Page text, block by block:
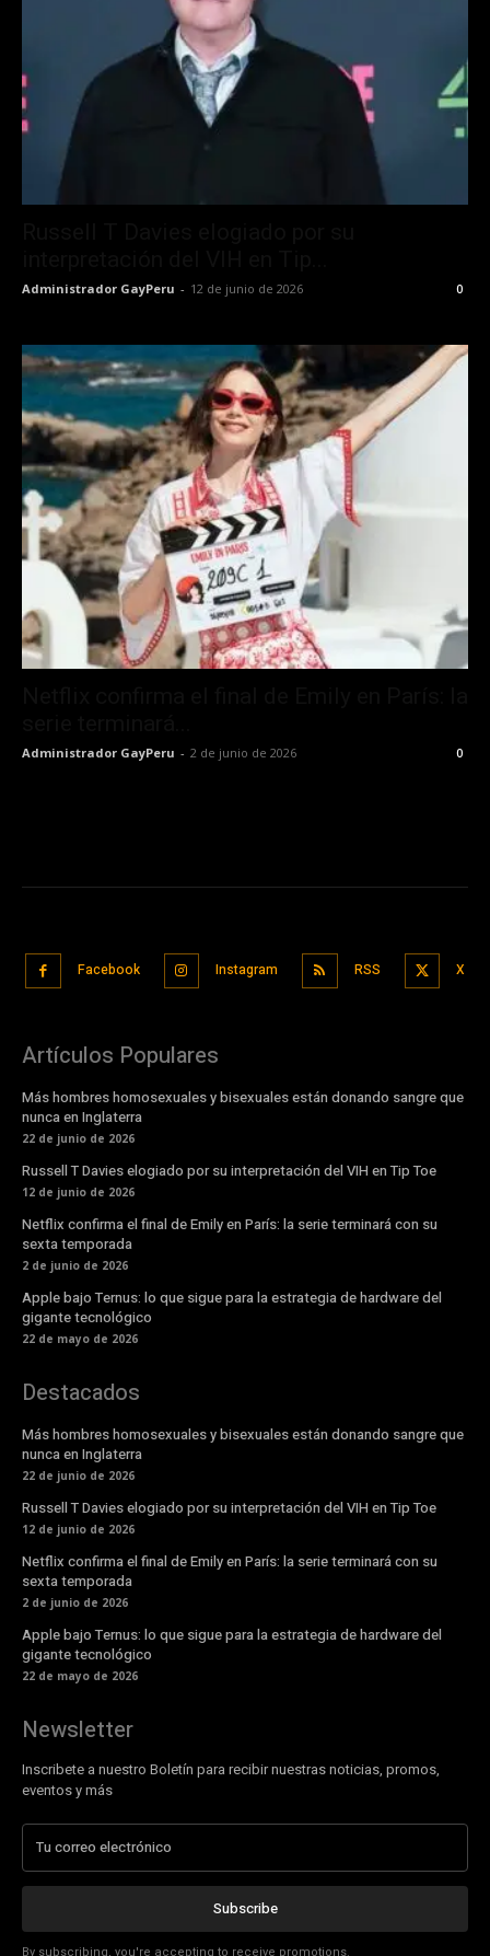
Administrador GayPeru - 12 de junio de 2026 0
Administrador GayPeru - 2 de junio de 2026 0
Facebook Instagram RSS X
Artículos Populares
Más hombres homosexuales y bisexuales están donando sangre que
nunca en Inglaterra
22 de junio de 2026
Russell T Davies elogiado por su interpretación del VIH en Tip Toe
12 de junio de 2026
Netflix confirma el final de Emily en París: la serie terminará con su
sexta temporada
2 de junio de 2026
Apple bajo Ternus: lo que sigue para la estrategia de hardware del
gigante tecnológico
22 de mayo de 2026
Destacados
Más hombres homosexuales y bisexuales están donando sangre que
nunca en Inglaterra
22 de junio de 2026
Russell T Davies elogiado por su interpretación del VIH en Tip Toe
12 de junio de 2026
Netflix confirma el final de Emily en París: la serie terminará con su
sexta temporada
2 de junio de 2026
Apple bajo Ternus: lo que sigue para la estrategia de hardware del
gigante tecnológico
22 de mayo de 2026
Newsletter
Inscribete a nuestro Boletín para recibir nuestras noticias, promos,
eventos y más
Subscribe
By subscribing, you're accepting to receive promotions.